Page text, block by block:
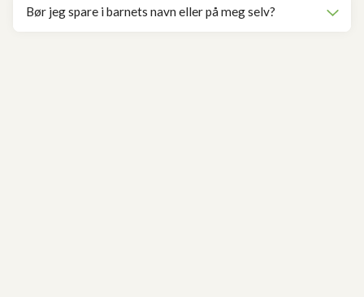
Bør jeg spare i barnets navn eller på meg selv?